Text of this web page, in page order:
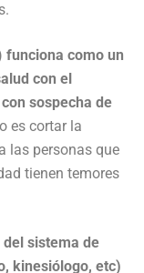
funciona como un
con el
sospecha de
es cortar la
las personas que
tienen temores
sistema de
kinesiólogo, etc)